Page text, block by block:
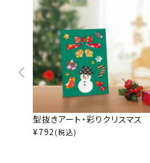
型抜きアート・彩りクリスマス
¥792 (税込)